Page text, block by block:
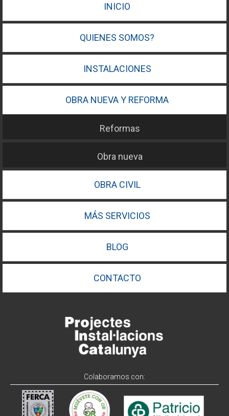
INICIO
QUIENES SOMOS?
INSTALACIONES
OBRA NUEVA Y REFORMA
Reformas
Obra nueva
OBRA CIVIL
MÁS SERVICIOS
BLOG
CONTACTO
Colaboramos con: